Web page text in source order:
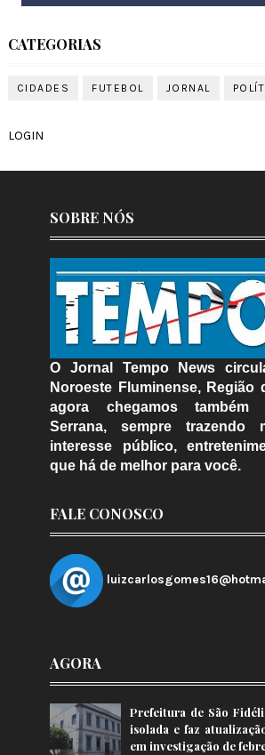
CATEGORIAS
CIDADES FUTEBOL JORNAL
LOGIN
SOBRE NÓS
O Jornal Tempo News
Noroeste Fluminense, Região
agora chegamos também
Serrana, sempre trazendo
interesse público,
que há de melhor para você.
FALE CONOSCO
AGORA
Prefeitura de São
isolada e faz
em investigação de